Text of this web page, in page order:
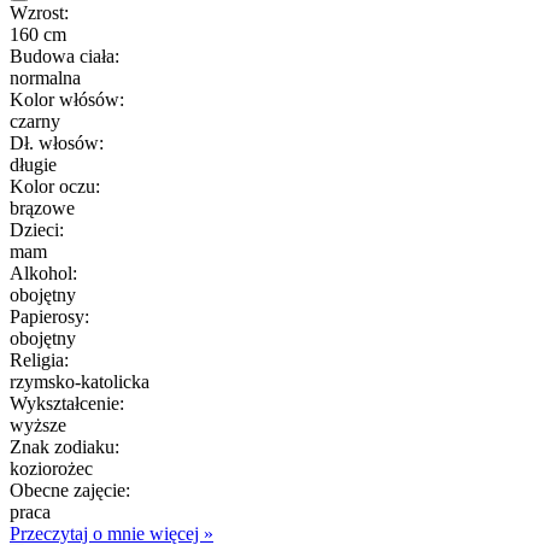
Wzrost:
160 cm
Budowa ciała:
normalna
Kolor włósów:
czarny
Dł. włosów:
długie
Kolor oczu:
brązowe
Dzieci:
mam
Alkohol:
obojętny
Papierosy:
obojętny
Religia:
rzymsko-katolicka
Wykształcenie:
wyższe
Znak zodiaku:
koziorożec
Obecne zajęcie:
praca
Przeczytaj o mnie więcej »